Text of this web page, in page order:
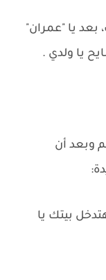
بعد يا "عمران"
يا ولدي .
وبعد أن
بيتك يا